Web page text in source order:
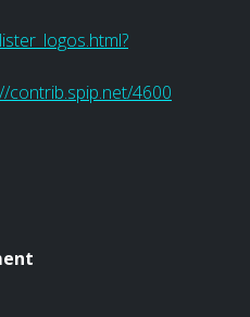
contrib.spip.net/4600